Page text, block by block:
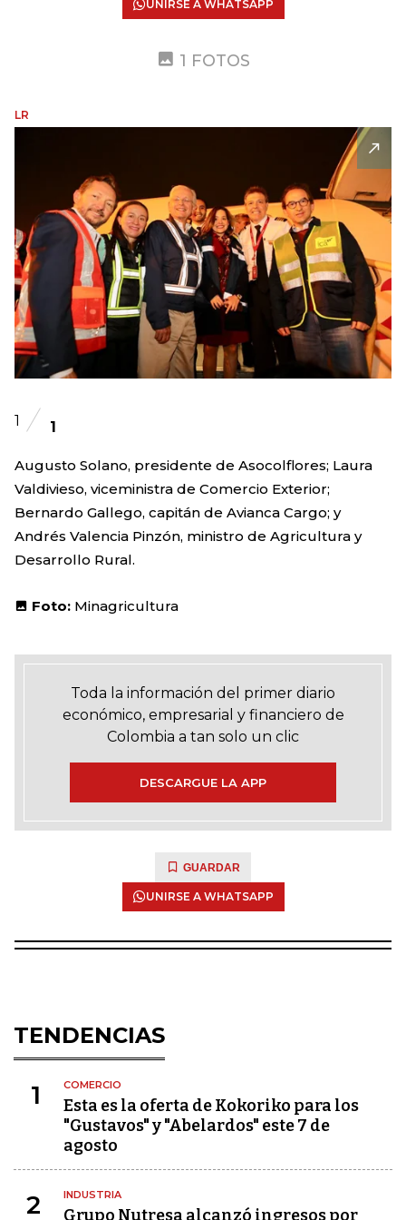
UNIRSE A WHATSAPP
1 FOTOS
LR
1 1
Augusto Solano, presidente de Asocolflores; Laura
Valdivieso, viceministra de Comercio Exterior;
Bernardo Gallego, capitán de Avianca Cargo; y
Andrés Valencia Pinzón, ministro de Agricultura y
Desarrollo Rural.
Foto: Minagricultura
Toda la información del primer diario
económico, empresarial y financiero de
Colombia a tan solo un clic
DESCARGUE LA APP
GUARDAR
UNIRSE A WHATSAPP
TENDENCIAS
1 COMERCIO
Esta es la oferta de Kokoriko para los
"Gustavos" y "Abelardos" este 7 de
agosto
2 INDUSTRIA
Grupo Nutresa alcanzó ingresos por